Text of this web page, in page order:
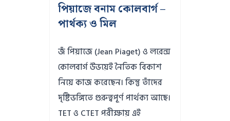
পিয়াজে বনাম কোলবার্গ –
পার্থক্য ও মিল
জঁ পিয়াজে (Jean Piaget) ও লরেন্স
কোলবার্গ উভয়েই নৈতিক বিকাশ
নিয়ে কাজ করেছেন। কিন্তু তাঁদের
দৃষ্টিভঙ্গিতে গুরুত্বপূর্ণ পার্থক্য আছে।
TET ও CTET পরীক্ষায় এই